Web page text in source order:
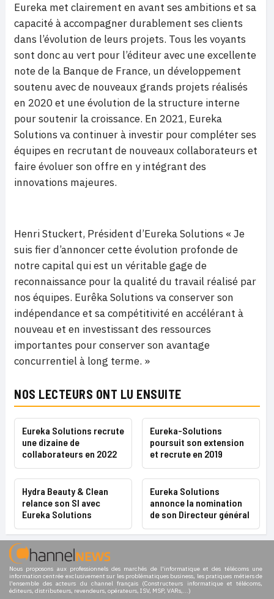
Eureka met clairement en avant ses ambitions et sa
capacité à accompagner durablement ses clients
dans l’évolution de leurs projets. Tous les voyants
sont donc au vert pour l’éditeur avec une excellente
note de la Banque de France, un développement
soutenu avec de nouveaux grands projets réalisés
en 2020 et une évolution de la structure interne
pour soutenir la croissance. En 2021, Eureka
Solutions va continuer à investir pour compléter ses
équipes en recrutant de nouveaux collaborateurs et
faire évoluer son offre en y intégrant des
innovations majeures.
Henri Stuckert, Président d’Eureka Solutions « Je
suis fier d’annoncer cette évolution profonde de
notre capital qui est un véritable gage de
reconnaissance pour la qualité du travail réalisé par
nos équipes. Eurêka Solutions va conserver son
indépendance et sa compétitivité en accélérant à
nouveau et en investissant des ressources
importantes pour conserver son avantage
concurrentiel à long terme. »
NOS LECTEURS ONT LU ENSUITE
Eureka Solutions recrute
une dizaine de
collaborateurs en 2022
Eureka-Solutions
poursuit son extension
et recrute en 2019
Hydra Beauty & Clean
relance son SI avec
Eureka Solutions
Eureka Solutions
annonce la nomination
de son Directeur général
Nous proposons aux professionnels des marchés de l'informatique et des télécoms une
information centrée exclusivement sur les problématiques business, les pratiques métiers de
l'ensemble des acteurs du channel français (Constructeurs informatique et télécoms,
éditeurs, distributeurs, revendeurs, opérateurs, ISV, MSP, VARs,...)